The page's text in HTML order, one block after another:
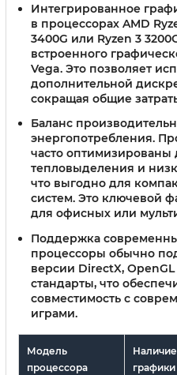
Интегрированное
в процессорах AMD
3400G или Ryzen 3
встроенного
Vega. Это позволяет
дополнительной
сокращая общие
Баланс
энергопотребления.
часто
тепловыделения и
что выгодно для
систем. Это ключевой
для офисных или
Поддержка
процессоры обычно
версии DirectX,
стандарты, что
совместимость с
играми.
Модель
процессора
графики